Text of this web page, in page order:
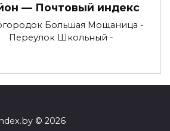
— Почтовый индекс
Большая Мощаница -
Переулок Школьный -
© 2026